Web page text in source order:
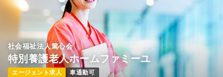
社会福祉法人篤心会
特別養護老人ホームファミーユ
エージェント求人 車通勤可